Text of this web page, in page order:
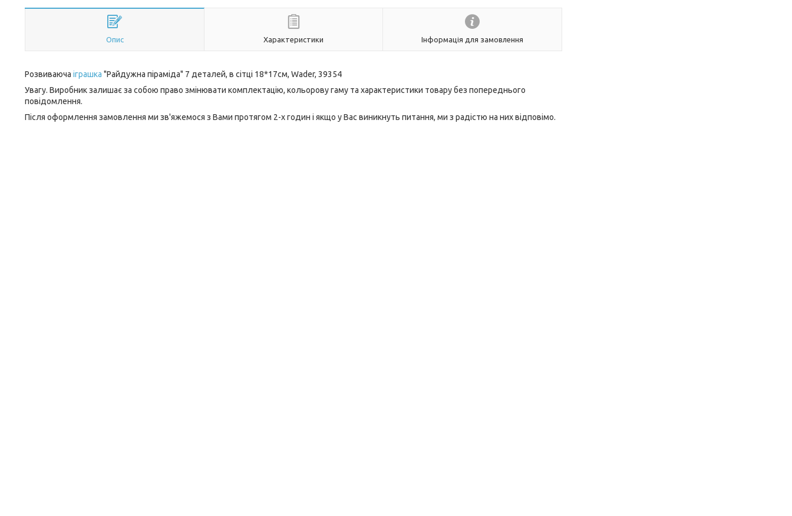
Опис Характеристики Інформація для замовлення
Розвиваюча іграшка "Райдужна піраміда" 7 деталей, в сітці 18*17см, Wader, 39354
Увагу. Виробник залишає за собою право змінювати комплектацію, кольорову гаму та характеристики товару без попереднього
повідомлення.
Після оформлення замовлення ми зв'яжемося з Вами протягом 2-х годин і якщо у Вас виникнуть питання, ми з радістю на них відповімо.